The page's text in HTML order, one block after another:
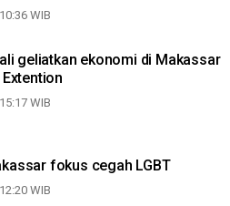
WIB
geliatkan ekonomi di Makassar
WIB
fokus cegah LGBT
WIB